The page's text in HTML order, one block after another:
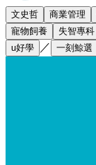
文史哲 商業管理
寵物飼養
失智專科
u好學
／ 一刻鯨選